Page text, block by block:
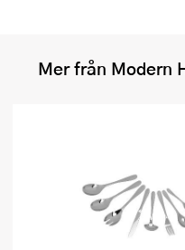
Mer från Modern